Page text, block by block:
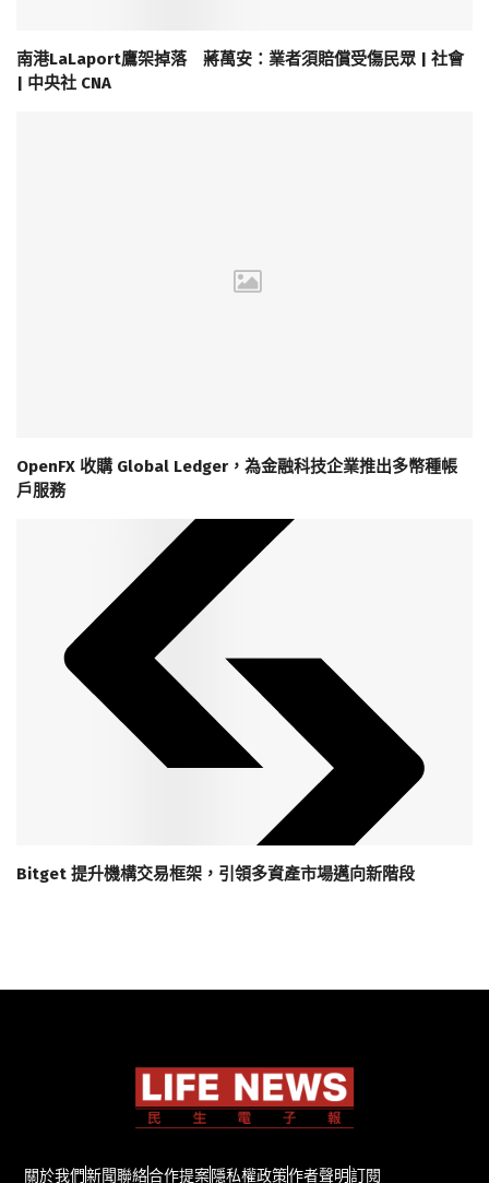
南港LaLaport鷹架掉落 蔣萬安：業者須賠償受傷民眾 | 社會
| 中央社 CNA
OpenFX 收購 Global Ledger，為金融科技企業推出多幣種帳
戶服務
Bitget 提升機構交易框架，引領多資產市場邁向新階段
關於我們新聞聯絡合作提案隱私權政策作者聲明訂閱